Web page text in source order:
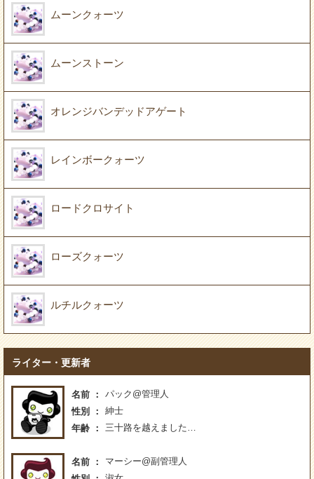
ムーンクォーツ
ムーンストーン
オレンジバンデッドアゲート
レインボークォーツ
ロードクロサイト
ローズクォーツ
ルチルクォーツ
ライター・更新者
名前
パック@管理人
性別
紳士
年齢
三十路を越えました…
名前
マーシー@副管理人